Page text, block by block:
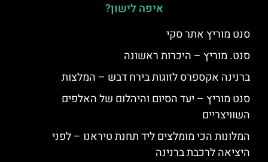
איפה לישון?
סנט מוריץ אתר סקי
סנט. מוריץ – היכרות ראשונה
ברנינה אקספרס לזוגות בירח דבש – המלצות
סנט מוריץ – יעד הסיום והיהלום של האלפים
השוויצריים
המלונות הכי מומלצים ליד תחנת טיראנו – לפני
היציאה לרכבת ברנינה